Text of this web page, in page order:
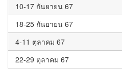
10-17 กันยายน 67
18-25 กันยายน 67
4-11 ตุลาคม 67
22-29 ตุลาคม 67